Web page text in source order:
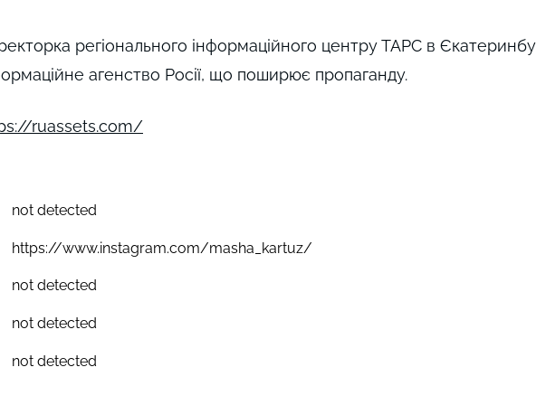
регіонального інформаційного центру ТАРС в
агенство Росії, що поширює пропаганду.
ruassets.com/
not detected
https://www.instagram.com/masha_kartuz/
not detected
not detected
not detected